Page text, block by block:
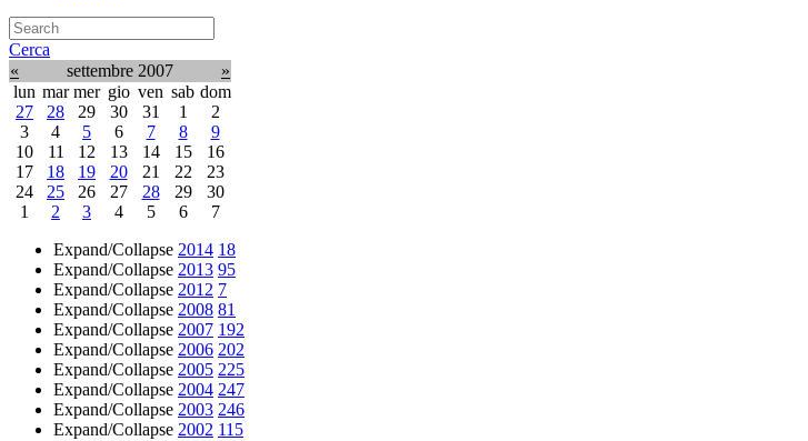
Cerca
«
settembre 2007
»
lun mar mer gio ven sab dom
27
28 29 30 31 1
2
3
4 5 6 7 8
9
10
11 12 13 14 15
16
17
18 19 20 21 22
23
24
25 26 27 28 29
30
1
2 3 4 5 6
7
Expand/Collapse 2014 18
Expand/Collapse 2013 95
Expand/Collapse 2012 7
Expand/Collapse 2008 81
Expand/Collapse 2007 192
Expand/Collapse 2006 202
Expand/Collapse 2005 225
Expand/Collapse 2004 247
Expand/Collapse 2003 246
Expand/Collapse 2002 115